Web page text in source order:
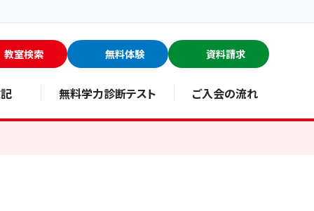
教室検索 無料体験 資料請求
無料学力診断テスト ご入会の流れ